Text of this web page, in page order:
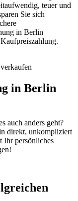
teuer und
Sie sich
in Berlin
in Berlin
auch anders geht?
direkt, unkompliziert
Ihr persönliches